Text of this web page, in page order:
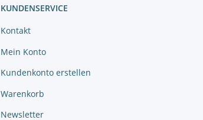
KUNDENSERVICE
Kontakt
Mein Konto
Kundenkonto erstellen
Warenkorb
Newsletter